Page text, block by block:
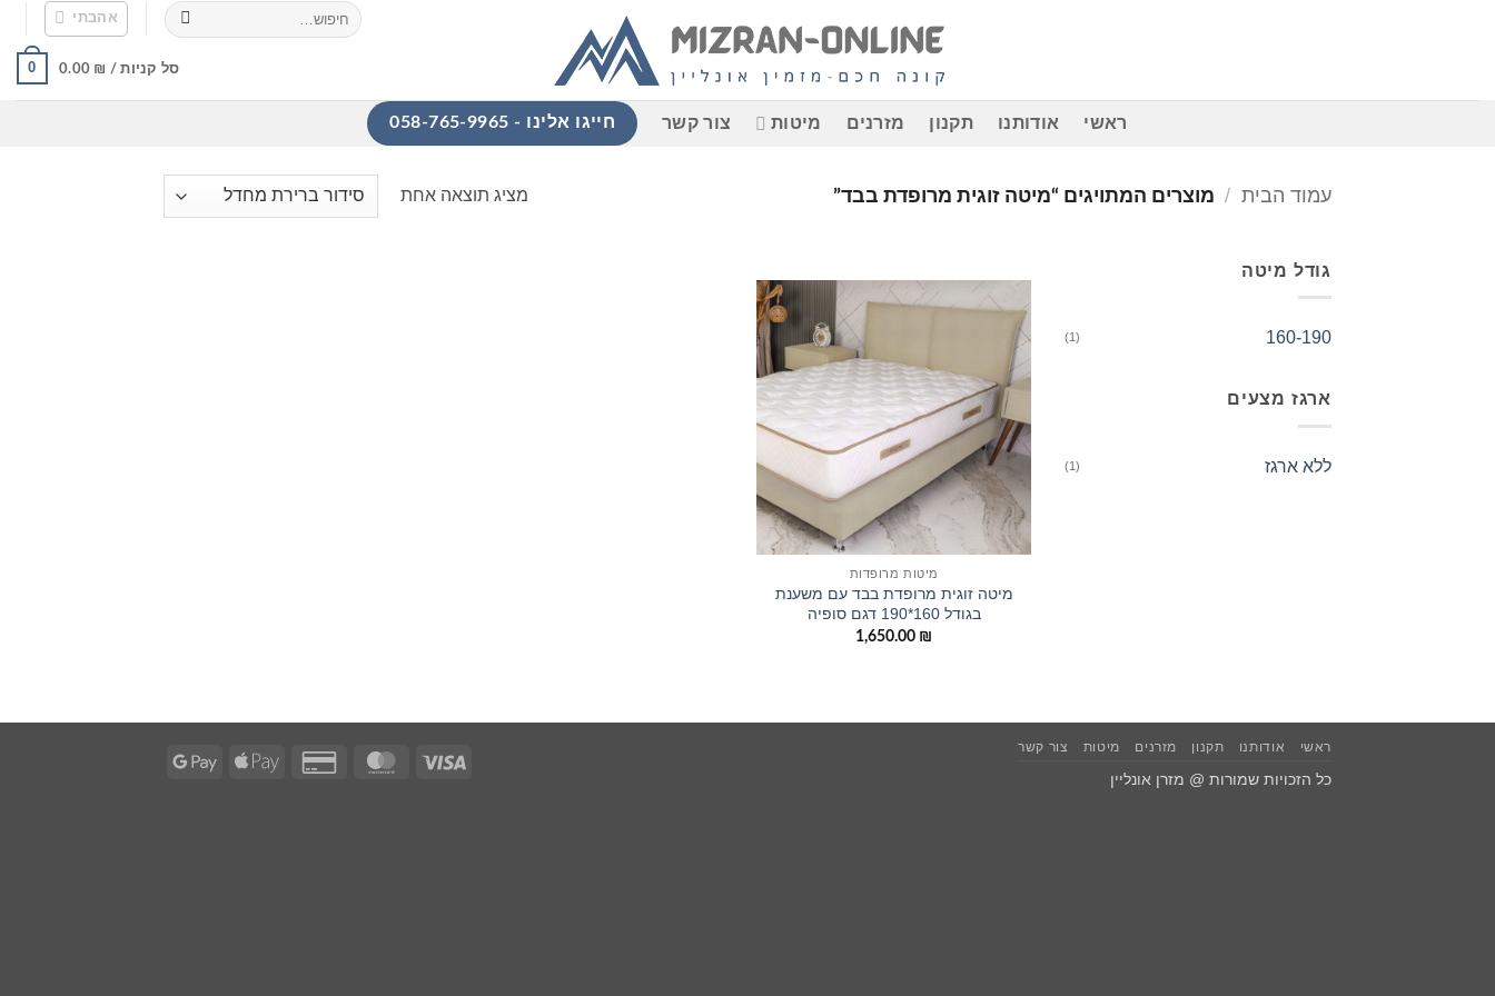
חיפוש
עבור:
אהבתי
סל קניות / 0.00 ₪
0
ראשי אודותנו תקנון מזרנים מיטות צור קשר חייגו אלינו - 058-765-9965
עמוד הבית / מוצרים המתויגים “מיטה זוגית מרופדת בבד” מציג תוצאה אחת
גודל מיטה
160-190
(1)
ארגז מצעים
ללא ארגז (1)
הוסף
למוצרים
שאהבתי
מיטות מרופדות
מיטה זוגית מרופדת בבד עם משענת
בגודל 160*190 דגם סופיה
1,650.00 ₪
Visa
MasterCard
Credit
Apple
Google
ראשי אודותנו תקנון מזרנים מיטות צור קשר
כל הזכויות שמורות @ מזרן אונליין